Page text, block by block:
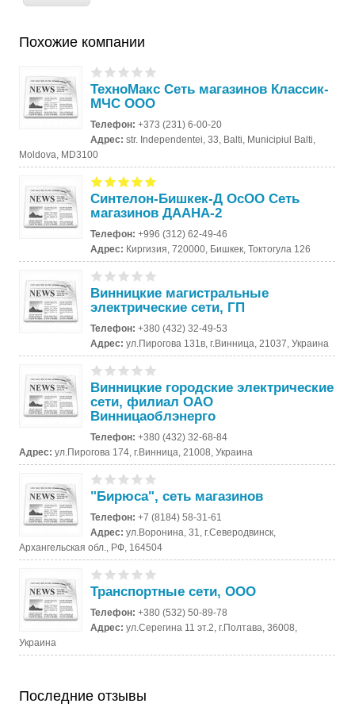
Похожие компании
ТехноМакс Сеть магазинов Классик-
МЧС ООО
Телефон:+373 (231) 6-00-20
Адрес:str. Independentei, 33, Balti, Municipiul Balti,
Moldova, MD3100
Синтелон-Бишкек-Д ОсОО Сеть
магазинов ДААНА-2
Телефон:+996 (312) 62-49-46
Адрес: Киргизия, 720000, Бишкек, Токтогула 126
Винницкие магистральные
электрические сети, ГП
Телефон:+380 (432) 32-49-53
Адрес:ул.Пирогова 131в, г.Винница, 21037, Украина
Винницкие городские электрические
сети, филиал ОАО
Винницаоблэнерго
Телефон:+380 (432) 32-68-84
Адрес:ул.Пирогова 174, г.Винница, 21008, Украина
"Бирюса", сеть магазинов
Телефон:+7 (8184) 58-31-61
Адрес:ул.Воронина, 31, г.Северодвинск,
Архангельская обл., РФ, 164504
Транспортные сети, ООО
Телефон:+380 (532) 50-89-78
Адрес:ул.Серегина 11 эт.2, г.Полтава, 36008,
Украина
Последние отзывы